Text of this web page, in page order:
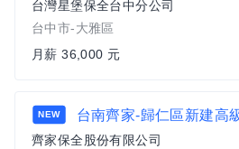
台灣星堡保全台中分公司
台中市-大雅區
月薪 36,000 元
NEW 台南齊家-歸仁區新建高
齊家保全股份有限公司